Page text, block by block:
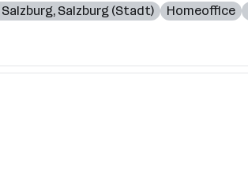
Salzburg, Salzburg (Stadt) Homeoffice